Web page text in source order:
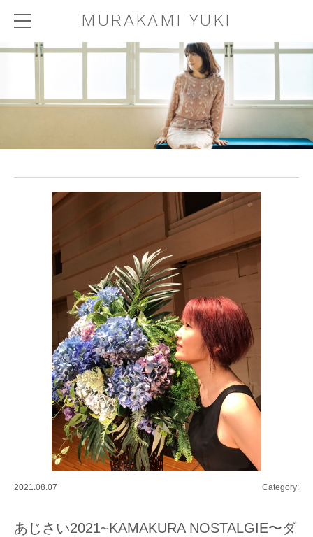
MURAKAMI YUKI
2021.08.07 Category:
あじさい2021~KAMAKURA NOSTALGIE〜ダ